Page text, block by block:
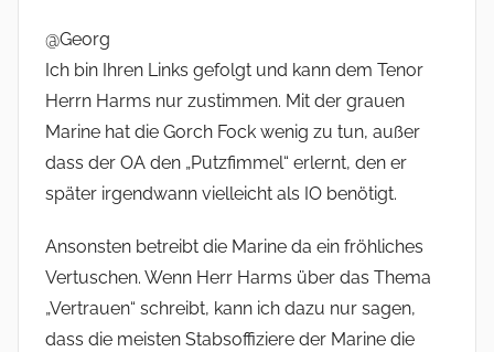
@Georg
Ich bin Ihren Links gefolgt und kann dem Tenor
Herrn Harms nur zustimmen. Mit der grauen
Marine hat die Gorch Fock wenig zu tun, außer
dass der OA den „Putzfimmel“ erlernt, den er
später irgendwann vielleicht als IO benötigt.
Ansonsten betreibt die Marine da ein fröhliches
Vertuschen. Wenn Herr Harms über das Thema
„Vertrauen“ schreibt, kann ich dazu nur sagen,
dass die meisten Stabsoffiziere der Marine die